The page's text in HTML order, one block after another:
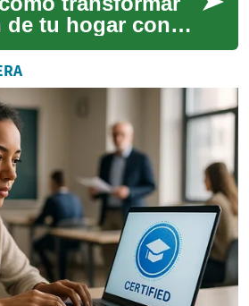
de tu hogar con
de cocina
materiales
hast...